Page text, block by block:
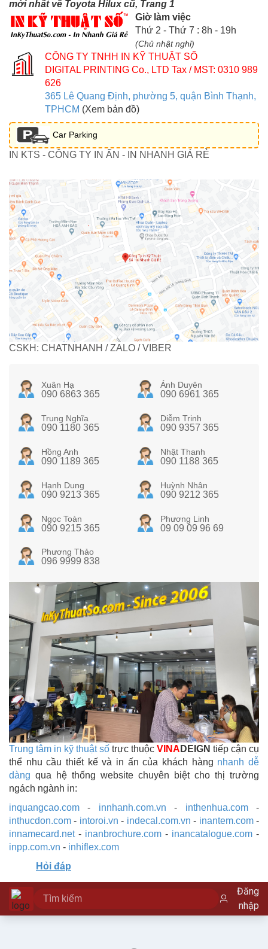
mới nhất về Toyota Hilux cũ, Trang 1
Giờ làm việc
Thứ 2 - Thứ 7 : 8h - 19h
(Chủ nhật nghỉ)
CÔNG TY TNHH IN KỸ THUẬT SỐ
DIGITAL PRINTING Co., LTD Tax / MST: 0310 989
626
365 Lê Quang Định, phường 5, quận Bình Thạnh,
TPHCM (Xem bản đồ)
Car Parking
IN KTS - CÔNG TY IN ẤN - IN NHANH GIÁ RẺ
CSKH: CHATNHANH / ZALO / VIBER
Xuân Hạ
090 6863 365
Ánh Duyên
090 6961 365
Trung Nghĩa
090 1180 365
Diễm Trinh
090 9357 365
Hồng Anh
090 1189 365
Nhật Thanh
090 1188 365
Hạnh Dung
090 9213 365
Huỳnh Nhân
090 9212 365
Ngọc Toàn
090 9215 365
Phương Linh
09 09 09 96 69
Phương Thảo
096 9999 838
Trung tâm in kỹ thuật số trực thuộc VINA DEIGN tiếp cận cụ
thể nhu cầu thiết kế và in ấn của khách hàng nhanh dễ
dàng qua hệ thống website chuyên biệt cho thị trường
ngách ngành in:
inquangcao.com - innhanh.com.vn - inthenhua.com-
inthucdon.com - intoroi.vn - indecal.com.vn - inantem.com-
innamecard.net- inanbrochure.com - inancatalogue.com -
inpp.com.vn - inhiflex.com
Hỏi đáp